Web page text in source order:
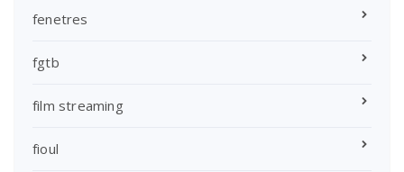
fenetres
fgtb
film streaming
fioul